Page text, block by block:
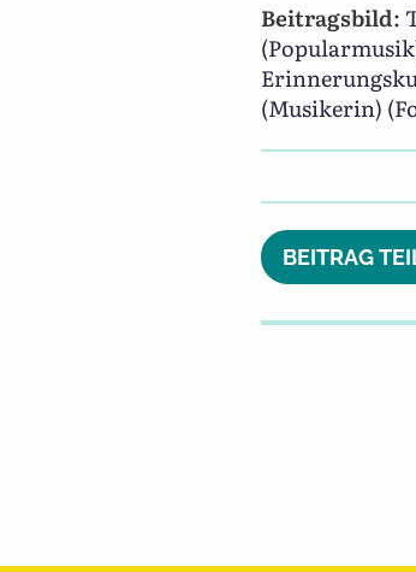
Beitragsbild:
(Musikerin)
BEITRAG